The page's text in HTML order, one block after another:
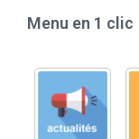
Menu en 1 clic